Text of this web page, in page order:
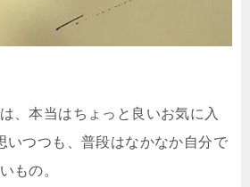
、本当はちょっと良いお気に入
いつつも、普段はなかなか自分で
もの。